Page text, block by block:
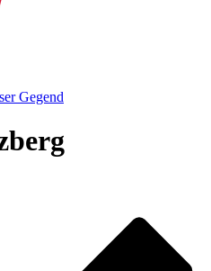
Gegend